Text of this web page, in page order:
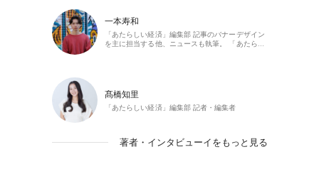
一本寿和
「あたらしい経済」編集部 記事のバナーデザイン
を主に担当する他、ニュースも執筆。 「あたら…
髙橋知里
「あたらしい経済」編集部 記者・編集者
著者・インタビューイをもっと見る